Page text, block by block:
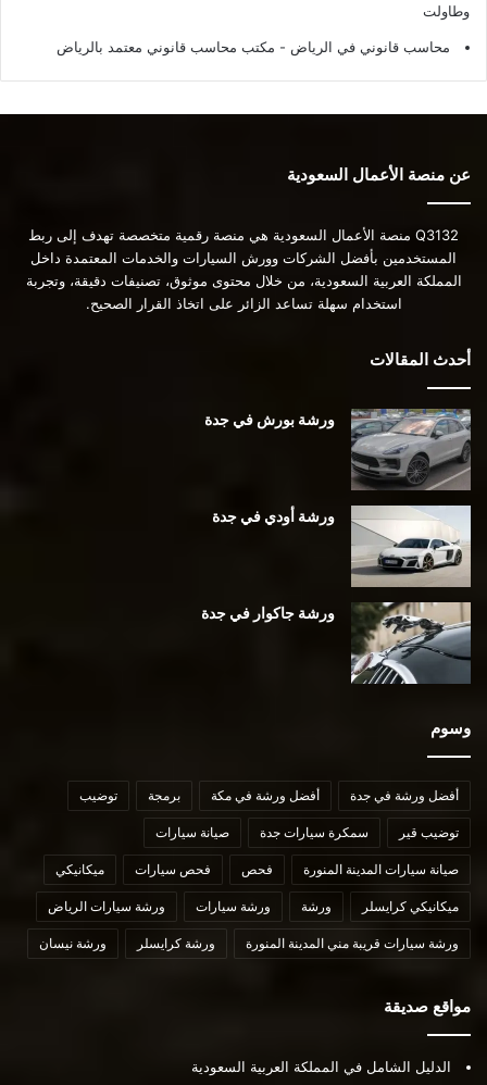
وطاولت
محاسب قانوني في الرياض - مكتب محاسب قانوني معتمد بالرياض
عن منصة الأعمال السعودية
Q3132 منصة الأعمال السعودية هي منصة رقمية متخصصة تهدف إلى ربط
المستخدمين بأفضل الشركات وورش السيارات والخدمات المعتمدة داخل
المملكة العربية السعودية، من خلال محتوى موثوق، تصنيفات دقيقة، وتجربة
استخدام سهلة تساعد الزائر على اتخاذ القرار الصحيح.
أحدث المقالات
ورشة بورش في جدة
ورشة أودي في جدة
ورشة جاكوار في جدة
وسوم
أفضل ورشة في جدة أفضل ورشة في مكة برمجة توضيب
توضيب قير سمكرة سيارات جدة صيانة سيارات
صيانة سيارات المدينة المنورة فحص فحص سيارات ميكانيكي
ميكانيكي كرايسلر ورشة ورشة سيارات ورشة سيارات الرياض
ورشة سيارات قريبة مني المدينة المنورة ورشة كرايسلر ورشة نيسان
مواقع صديقة
الدليل الشامل في المملكة العربية السعودية